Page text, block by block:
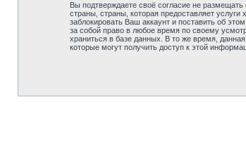
Вы подтверждаете своё согласие не
страны, страны, которая предоставляет
заблокировать Ваш аккаунт и поставить об
за собой право в любое время по своему
храниться в базе данных. В то же время,
которые могут получить доступ к этой